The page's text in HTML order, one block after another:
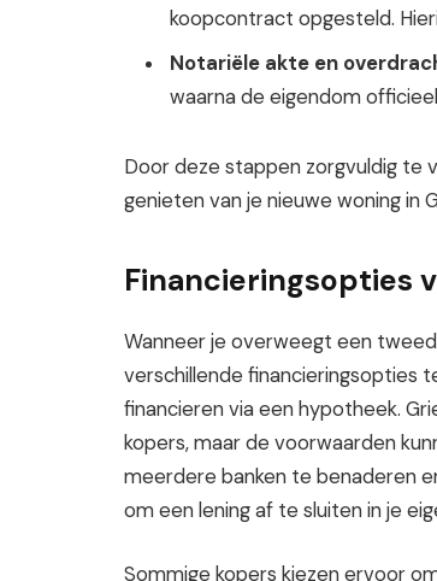
koopcontract opgesteld.
Notariële akte en
waarna de eigendom
Door deze stappen zorgvuldig te
genieten van je nieuwe woning in
Financieringsopties
Wanneer je overweegt een
verschillende financieringsopties
financieren via een hypotheek.
kopers, maar de voorwaarden
meerdere banken te benaderen
om een lening af te sluiten in je
Sommige kopers kiezen ervoor